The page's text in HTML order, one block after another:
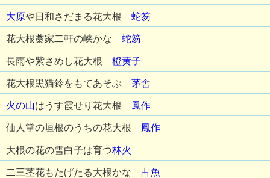
大原や日和さだまる花大根 蛇笏
花大根藁家二軒の峡かな 蛇笏
長雨や紫さめし花大根 橙黄子
花大根黒猫鈴をもてあそぶ 茅舎
火の山はうす霞せり花大根 鳳作
仙人掌の垣根のうちの花大根 鳳作
大根の花の雪白子は育つ林火
二三茎花もたげたる大根かな 占魚